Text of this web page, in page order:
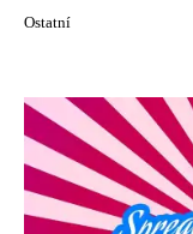
Ostatní